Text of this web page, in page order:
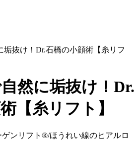
垢抜け！Dr.石橋の小顔術【糸リフ
然に垢抜け！Dr.
【糸リフト】